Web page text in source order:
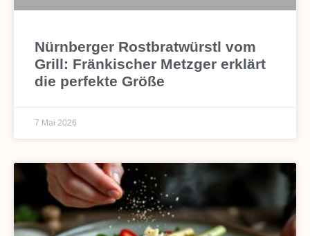
Nürnberger Rostbratwürstl vom
Grill: Fränkischer Metzger erklärt
die perfekte Größe
7 Mai 2026